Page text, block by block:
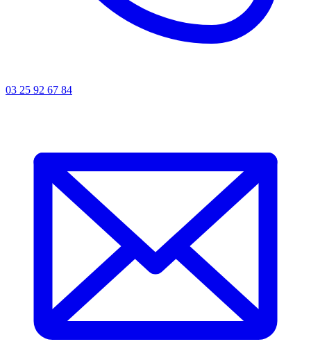
03 25 92 67 84